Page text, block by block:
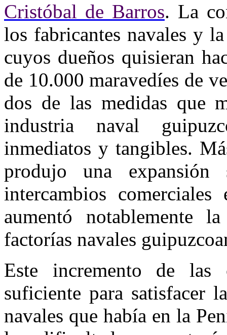
Cristóbal de Barros. La
los fabricantes navales y
cuyos dueños quisieran
de 10.000 maravedíes de
dos de las medidas que
industria naval
inmediatos y tangibles.
produjo una
intercambios
aumentó notablemente
factorías navales
Este incremento de las
suficiente para satisfacer
navales que había en la